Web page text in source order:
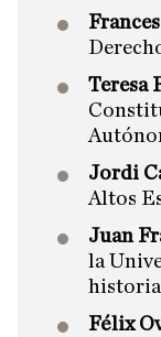
Teresa
Jordi
Altos
Juan
la
Félix